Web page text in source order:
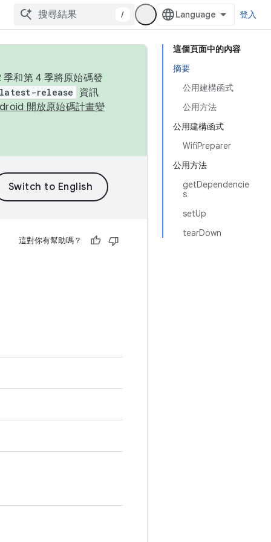
/ 登入
這個頁面中的內容
摘要
公用建構函式
公用方法
公用建構函式
WifiPreparer
公用方法
getDependencie
s
setUp
tearDown
和第 4 季將原始碼發
release
資訊
開放原始碼計畫變
這對你有幫助嗎？